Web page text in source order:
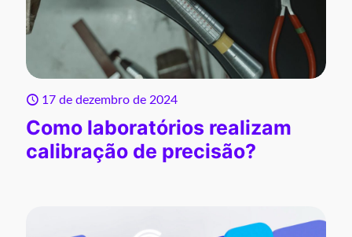
17 de dezembro de 2024
Como laboratórios realizam
calibração de precisão?